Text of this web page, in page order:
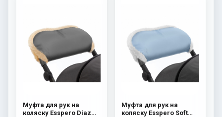
Муфта для рук на
коляску Esspero Diaz
Муфта для рук на
коляску Esspero Soft